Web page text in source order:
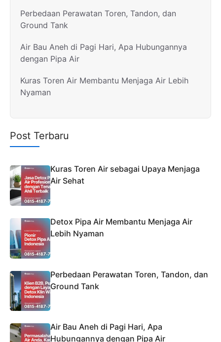
Perbedaan Perawatan Toren, Tandon, dan
Ground Tank
Air Bau Aneh di Pagi Hari, Apa Hubungannya
dengan Pipa Air
Kuras Toren Air Membantu Menjaga Air Lebih
Nyaman
Post Terbaru
Kuras Toren Air sebagai Upaya Menjaga
Air Sehat
Detox Pipa Air Membantu Menjaga Air
Lebih Nyaman
Perbedaan Perawatan Toren, Tandon, dan
Ground Tank
Air Bau Aneh di Pagi Hari, Apa
Hubungannya dengan Pipa Air